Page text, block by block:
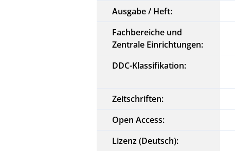
Ausgabe / Heft:
Fachbereiche und
Zentrale Einrichtungen:
DDC-Klassifikation:
Zeitschriften:
Open Access:
Lizenz (Deutsch):